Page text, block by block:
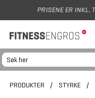
Hopp til hovedinnhold
INKL. TOLL OG MVA
PRODUKTER / STYRKE /